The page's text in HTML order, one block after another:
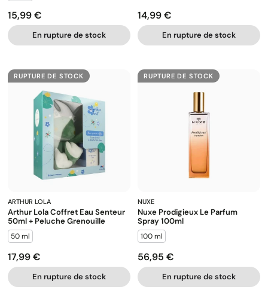
Prix
15,99 €
En rupture de stock
Prix
14,99 €
En rupture de stock
RUPTURE DE STOCK
ARTHUR LOLA
Arthur Lola Coffret Eau Senteur
50ml + Peluche Grenouille
50 ml
Prix
17,99 €
En rupture de stock
RUPTURE DE STOCK
NUXE
Nuxe Prodigieux Le Parfum
Spray 100ml
100 ml
Prix
56,95 €
En rupture de stock